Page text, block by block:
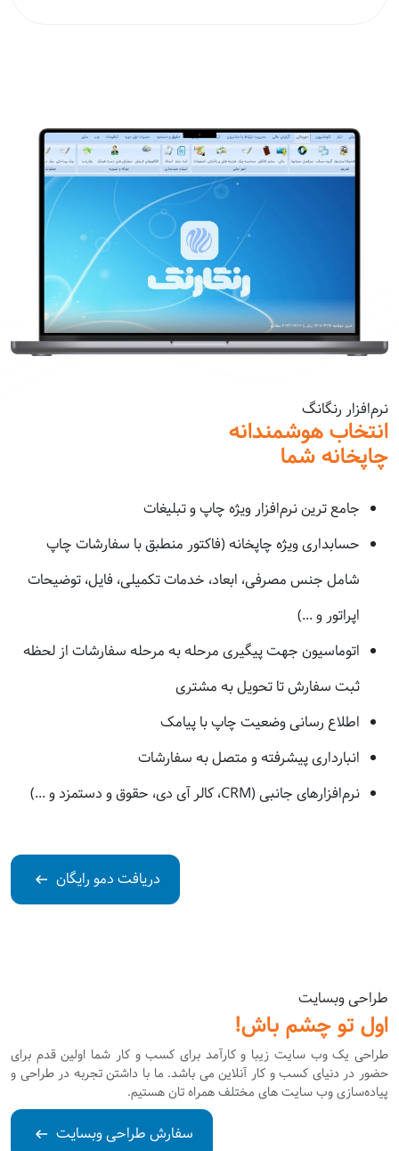
نرم‌افزار رنگانگ
انتخاب هوشمندانه
چاپخانه شما
جامع ترین نرم‌افزار ویژه چاپ و تبلیغات
حسابداری ویژه چاپخانه (فاکتور منطبق با سفارشات چاپ
شامل جنس مصرفی، ابعاد، خدمات تکمیلی، فایل، توضیحات
اپراتور و ...)
اتوماسیون جهت پیگیری مرحله به مرحله سفارشات از لحظه
ثبت سفارش تا تحویل به مشتری
اطلاع رسانی وضعیت چاپ با پیامک
انبارداری پیشرفته و متصل به سفارشات
نرم‌افزارهای جانبی (CRM، کالر آی دی، حقوق و دستمزد و ...)
دریافت دمو رایگان
طراحی وبسایت
اول تو چشم باش!
طراحی یک وب سایت زیبا و کارآمد برای کسب و کار شما اولین قدم برای
حضور در دنیای کسب و کار آنلاین می باشد. ما با داشتن تجربه در طراحی و
پیاده‌سازی وب سایت های مختلف همراه تان هستیم.
سفارش طراحی وبسایت